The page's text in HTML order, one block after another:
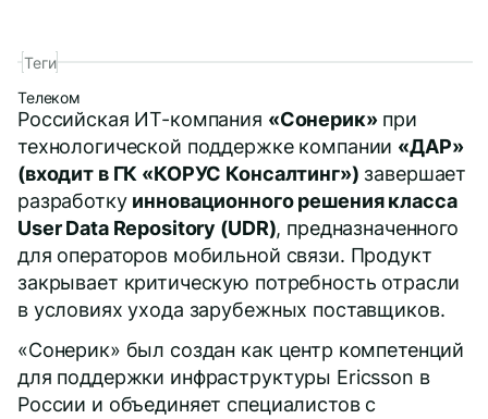
Теги
Телеком
Российская ИТ-компания «Сонерик»при
технологической поддержке компании «ДАР»
(входит в ГК «КОРУС Консалтинг») завершает
разработку инновационного решения класса
User Data Repository (UDR), предназначенного
для операторов мобильной связи. Продукт
закрывает критическую потребность отрасли
в условиях ухода зарубежных поставщиков.
«Сонерик» был создан как центр компетенций
для поддержки инфраструктуры Ericsson в
России и объединяет специалистов с
Компания
ФИО Должность
Телефон Корпоративный E-mail
Опишите подробнее Вашу задачу
Даюсогласиена обработку персональных данных